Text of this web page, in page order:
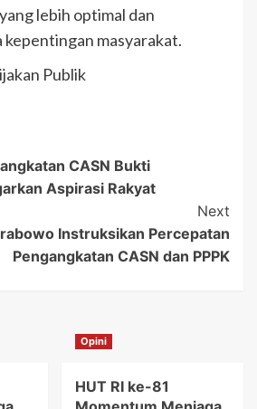
lebih optimal dan
masyarakat.
Publik
CASN Bukti
Aspirasi Rakyat
Next
Instruksikan Percepatan
Pengangkatan CASN dan PPPK
Opini
HUT RI ke-81